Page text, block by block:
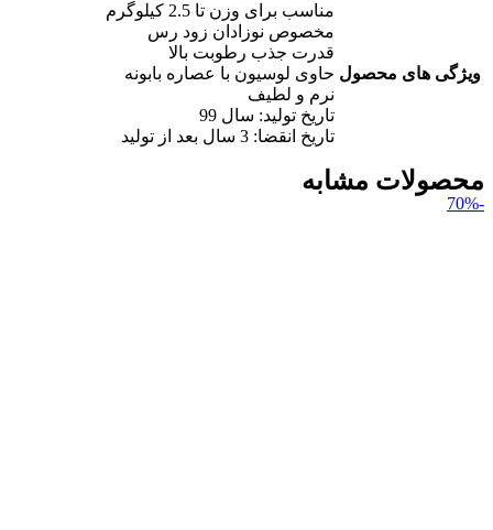
ویژگی های محصول
مناسب برای وزن تا 2.5 کیلوگرم
مخصوص نوزادان زود رس
قدرت جذب رطوبت بالا
حاوی لوسیون با عصاره بابونه
نرم و لطیف
تاریخ تولید: سال 99
تاریخ انقضا: 3 سال بعد از تولید
محصولات مشابه
-70%